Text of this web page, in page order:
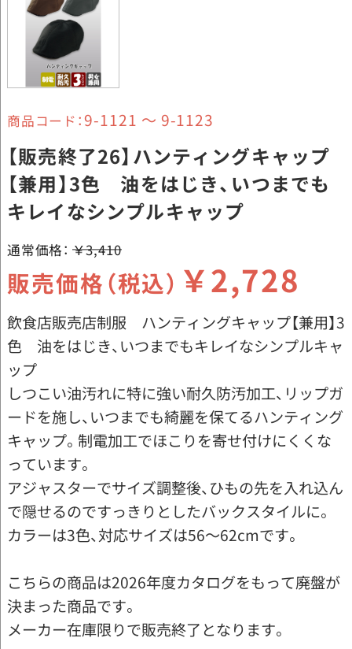
商品コード： 9-1121 ～ 9-1123
【販売終了26】ハンティングキャップ
【兼用】3色 油をはじき、いつまでも
キレイなシンプルキャップ
通常価格： ￥3,410
販売価格（税込） ￥2,728
飲食店販売店制服 ハンティングキャップ【兼用】3
色 油をはじき、いつまでもキレイなシンプルキャ
ップ
しつこい油汚れに特に強い耐久防汚加工、リップガ
ードを施し、いつまでも綺麗を保てるハンティング
キャップ。制電加工でほこりを寄せ付けにくくな
っています。
アジャスターでサイズ調整後、ひもの先を入れ込ん
で隠せるのですっきりとしたバックスタイルに。
カラーは3色、対応サイズは56～62cmです。
こちらの商品は2026年度カタログをもって廃盤が
決まった商品です。
メーカー在庫限りで販売終了となります。